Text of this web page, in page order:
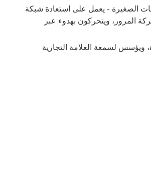
الصغيرة - يعمل على استعادة شبكة
المرور، ويتحركون بهدوء عبر
ويؤسس لسمعة العلامة التجارية